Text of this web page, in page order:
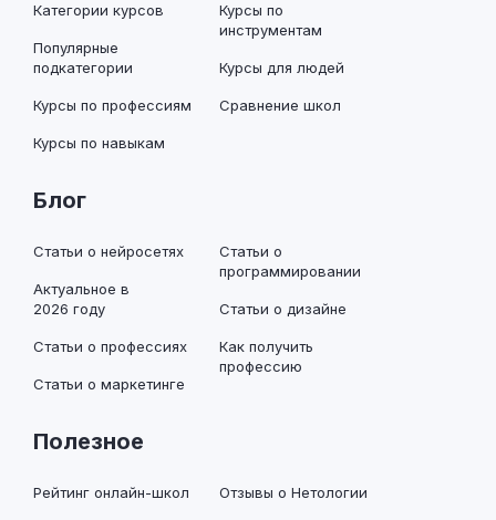
Категории курсов
Популярные
подкатегории
Курсы по профессиям
Курсы по навыкам
Курсы по
инструментам
Курсы для людей
Сравнение школ
Блог
Статьи о нейросетях
Актуальное в
2026 году
Статьи о профессиях
Статьи о маркетинге
Статьи о
программировании
Статьи о дизайне
Как получить
профессию
Полезное
Рейтинг онлайн-школ Отзывы о Нетологии